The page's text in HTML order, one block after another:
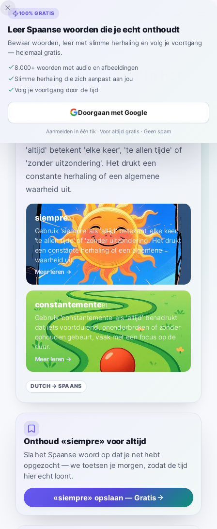
Inklingo
Home›Spaans›Dutch
Hoe zeg je "altijd" in het
Spaans
Het meest gebruikte Spaanse woord voor
gebruik 'siempre' als
'altijd' betekent 'elke keer', 'te allen tijde' of
'zonder uitzondering'. Het drukt een
constante herhaling of een algemene
waarheid uit.
siempreA1
Gebruik 'siempre' als 'altijd' betekent 'elke keer',
'te allen tijde' of 'zonder uitzondering'. Het drukt
een constante herhaling of een algemene
waarheid uit.
Meer leren →
constantementeB1
Gebruik 'constantemente' als 'altijd' benadrukt
dat iets voortdurend, ononderbroken of zonder
ophouden gebeurt, vaak met een focus op de
duur.
Meer leren →
DUTCH → SPAANS
Onthoud «siempre» voor altijd
Sla het Spaanse woord op dat je net hebt
opgezocht — we toetsen je morgen, zodat de tijd
hier echt loont.
«siempre» opslaan — Gratis
100% GRATIS
Leer Spaanse woorden die je echt onthoudt
Bewaar woorden, leer met slimme herhaling en volg je voortgang
— helemaal gratis.
8.000+ woorden met audio en afbeeldingen
Slimme herhaling die zich aanpast aan jou
Volg je voortgang door de tijd
Doorgaan met Google
Aanmelden in één tik · Voor altijd gratis · Geen spam